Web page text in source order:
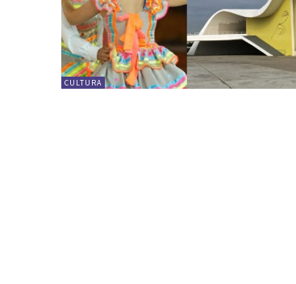
CULTURA